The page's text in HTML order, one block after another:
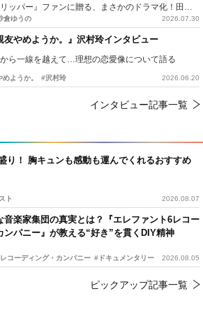
り！ 胸キュンも感動も運んでくれるおすすめ
ト 2026.08.07
音楽家集団の真実とは？『エレファント6レコー
ンパニー』が教える“好き”を貫くDIY精神
コーディング・カンパニー #ドキュメンタリー 2026.08.05
ピックアップ記事一覧
『侍タイムスリッパー』ファンに贈る、まさかのドラマ化！田村ツトム×沙倉ゆうのが語る『心配無用ノ介』撮影秘話
倉ゆうの 2026.07.30
友やめようか。』沢村玲インタビュー
ら一線を越えて…理想の恋愛像について語る
ようか。 #沢村玲 2026.06.20
インタビュー記事一覧